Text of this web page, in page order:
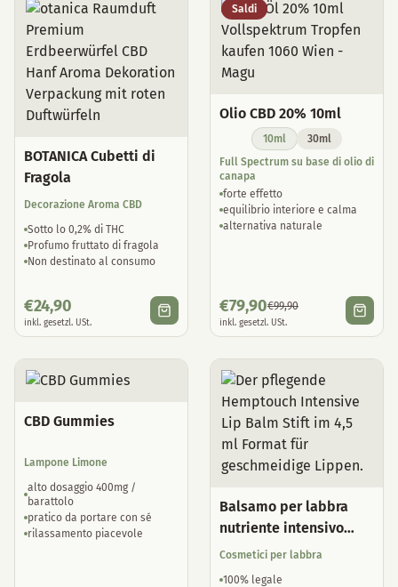
BOTANICA Cubetti di
Fragola
Decorazione Aroma CBD
Sotto lo 0,2% di THC
Profumo fruttato di fragola
Non destinato al consumo
€24,90
inkl. gesetzl. USt.
Saldi
Olio CBD 20% 10ml
10ml
30ml
Full Spectrum su base di olio di
canapa
forte effetto
equilibrio interiore e calma
alternativa naturale
€79,90€99,90
inkl. gesetzl. USt.
CBD Gummies
Lampone Limone
alto dosaggio 400mg /
barattolo
pratico da portare con sé
rilassamento piacevole
Balsamo per labbra
nutriente intensivo
Hemptouch
Cosmetici per labbra
100% legale